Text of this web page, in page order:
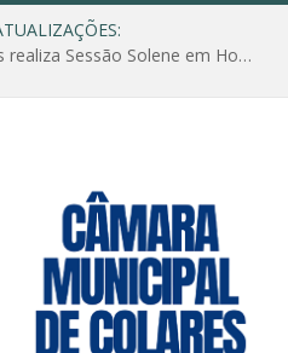
Câmara Municipal de Colares realiza Sessão Solene em Homenagem ao Dia das Mães